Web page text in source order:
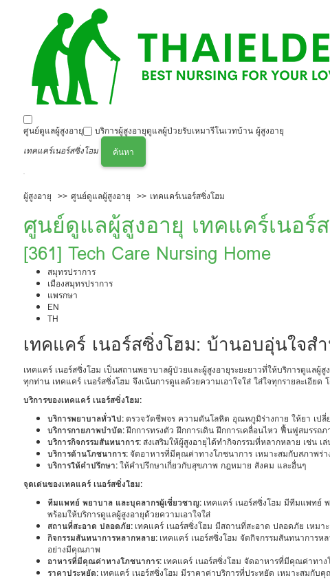
ศูนย์ดูแลผู้สูงอายุ บริการผู้สูงอายุดูแลผู้ป่วยรับเหมารีโนเวทบ้าน ผู้สูงอายุ
เทคแคร์เนอร์สซิ่งโฮม
ค้นหา
ผู้สูงอายุ ศูนย์ดูแลผู้สูงอายุ เทคแคร์เนอร์สซิ่งโฮม
ศูนย์ดูแลผู้สูงอายุ เทคแคร์เนอร์
[361] Tech Care Nursing Home
สมุทรปราการ
เมืองสมุทรปราการ
แพรกษา
EN
TH
เทคแคร์ เนอร์สซิ่งโฮม: บ้านอบอุ่นใจส
เทคแคร์ เนอร์สซิ่งโฮม เป็นสถานพยาบาลผู้ป่วยและผู้สูงอายุระยะยาวที่ให้บริการดูแ
ทุกท่าน เทคแคร์ เนอร์สซิ่งโฮม จึงเน้นการดูแลด้วยความเอาใจใส่ ใส่ใจทุกรายละเอี
บริการของเทคแคร์ เนอร์สซิ่งโฮม:
บริการพยาบาลทั่วไป:ตรวจวัดชีพจร ความดันโลหิต อุณหภูมิร่างกาย ให้ยา เป
บริการกายภาพบำบัด:ฝึกการทรงตัว ฝึกการเดิน ฝึกการเคลื่อนไหว ฟื้นฟูสมรรถภ
บริการกิจกรรมสันทนาการ:ส่งเสริมให้ผู้สูงอายุได้ทำกิจกรรมที่หลากหลาย เช่น เ
บริการด้านโภชนาการ:จัดอาหารที่มีคุณค่าทางโภชนาการ เหมาะสมกับสภาพร่า
บริการให้คำปรึกษา:ให้คำปรึกษาเกี่ยวกับสุขภาพ กฎหมาย สังคม และอื่นๆ
จุดเด่นของเทคแคร์ เนอร์สซิ่งโฮม:
ทีมแพทย์ พยาบาล และบุคลากรผู้เชี่ยวชาญ:เทคแคร์ เนอร์สซิ่งโฮม มีทีมแพทย์
พร้อมให้บริการดูแลผู้สูงอายุด้วยความเอาใจใส่
สถานที่สะอาด ปลอดภัย:เทคแคร์ เนอร์สซิ่งโฮม มีสถานที่สะอาด ปลอดภัย เหม
กิจกรรมสันทนาการหลากหลาย:เทคแคร์ เนอร์สซิ่งโฮม จัดกิจกรรมสันทนาการห
อย่างมีคุณภาพ
อาหารที่มีคุณค่าทางโภชนาการ:เทคแคร์ เนอร์สซิ่งโฮม จัดอาหารที่มีคุณค่าทา
ราคาประหยัด:เทคแคร์ เนอร์สซิ่งโฮม มีราคาค่าบริการที่ประหยัด เหมาะสมกับ